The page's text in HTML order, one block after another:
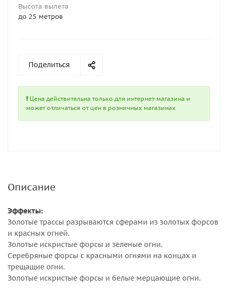
Высота вылета
до 25 метров
Поделиться
Цена действительна только для интернет-магазина и
может отличаться от цен в розничных магазинах
Описание
Эффекты:
Золотые трассы разрываются сферами из золотых форсов
и красных огней.
Золотые искристые форсы и зеленые огни.
Серебряные форсы с красными огнями на концах и
трещащие огни.
Золотые искристые форсы и белые мерцающие огни.